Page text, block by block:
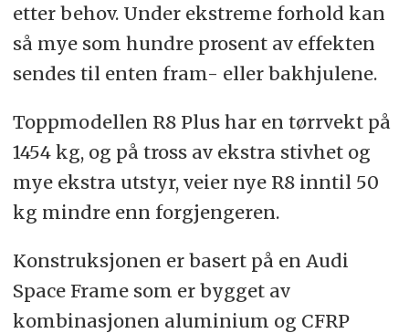
etter behov. Under ekstreme forhold kan
så mye som hundre prosent av effekten
sendes til enten fram- eller bakhjulene.
Toppmodellen R8 Plus har en tørrvekt på
1454 kg, og på tross av ekstra stivhet og
mye ekstra utstyr, veier nye R8 inntil 50
kg mindre enn forgjengeren.
Konstruksjonen er basert på en Audi
Space Frame som er bygget av
kombinasjonen aluminium og CFRP